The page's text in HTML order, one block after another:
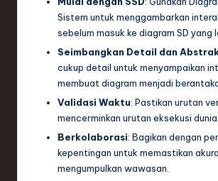
Sistem untuk menggambarkan
sebelum masuk ke diagram SD yang
Seimbangkan Detail dan
cukup detail untuk menyampaikan
membuat diagram menjadi
Validasi Waktu: Pastikan urutan
mencerminkan urutan eksekusi dunia
Berkolaborasi: Bagikan dengan
kepentingan untuk memastikan
mengumpulkan wawasan.